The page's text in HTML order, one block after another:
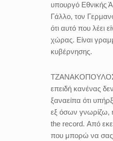
υπουργό Εθνικής
Γάλλο, τον
ότι αυτό που λέει
χώρας. Είναι
κυβέρνησης.
επειδή κανένας
ξαναείπα ότι
εξ όσων γνωρίζω,
the record. Από
που μπορώ να σας